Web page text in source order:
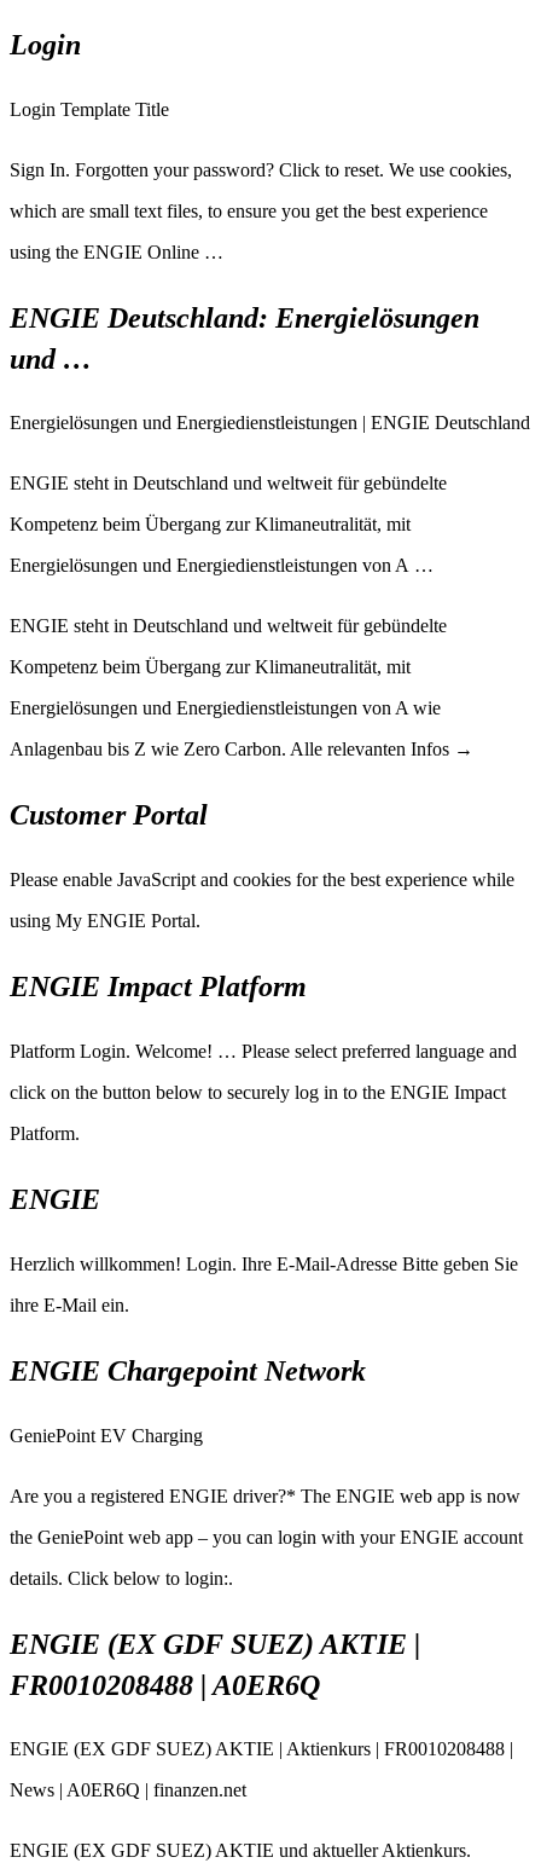
Login
Login Template Title
Sign In. Forgotten your password? Click to reset. We use cookies,
which are small text files, to ensure you get the best experience
using the ENGIE Online …
ENGIE Deutschland: Energielösungen
und …
Energielösungen und Energiedienstleistungen | ENGIE Deutschland
ENGIE steht in Deutschland und weltweit für gebündelte
Kompetenz beim Übergang zur Klimaneutralität, mit
Energielösungen und Energiedienstleistungen von A …
ENGIE steht in Deutschland und weltweit für gebündelte
Kompetenz beim Übergang zur Klimaneutralität, mit
Energielösungen und Energiedienstleistungen von A wie
Anlagenbau bis Z wie Zero Carbon. Alle relevanten Infos →
Customer Portal
Please enable JavaScript and cookies for the best experience while
using My ENGIE Portal.
ENGIE Impact Platform
Platform Login. Welcome! … Please select preferred language and
click on the button below to securely log in to the ENGIE Impact
Platform.
ENGIE
Herzlich willkommen! Login. Ihre E-Mail-Adresse Bitte geben Sie
ihre E-Mail ein.
ENGIE Chargepoint Network
GeniePoint EV Charging
Are you a registered ENGIE driver?* The ENGIE web app is now
the GeniePoint web app – you can login with your ENGIE account
details. Click below to login:.
ENGIE (EX GDF SUEZ) AKTIE |
FR0010208488 | A0ER6Q
ENGIE (EX GDF SUEZ) AKTIE | Aktienkurs | FR0010208488 |
News | A0ER6Q | finanzen.net
ENGIE (EX GDF SUEZ) AKTIE und aktueller Aktienkurs.